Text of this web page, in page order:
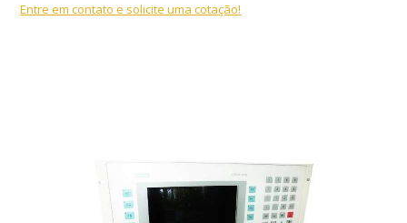
Entre em contato e solicite uma cotação!